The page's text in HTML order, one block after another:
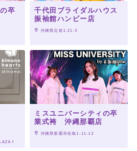
卒
千代田ブライダルハウス
振袖館ハンビー店
沖縄県北前1-21-5
f
ミスユニバーシティの卒
業式袴 沖縄那覇店
沖縄県那覇市松島1-11-13